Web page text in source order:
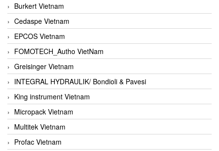
Burkert Vietnam
Cedaspe Vietnam
EPCOS Vietnam
FOMOTECH_Autho VietNam
Greisinger Vietnam
INTEGRAL HYDRAULIK/ Bondioli & Pavesi
King instrument Vietnam
Micropack Vietnam
Multitek Vietnam
Profac Vietnam